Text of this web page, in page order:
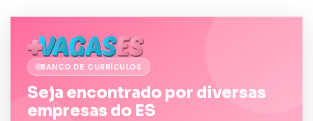
BANCO DE CURRÍCULOS
Seja encontrado por diversas
empresas do ES